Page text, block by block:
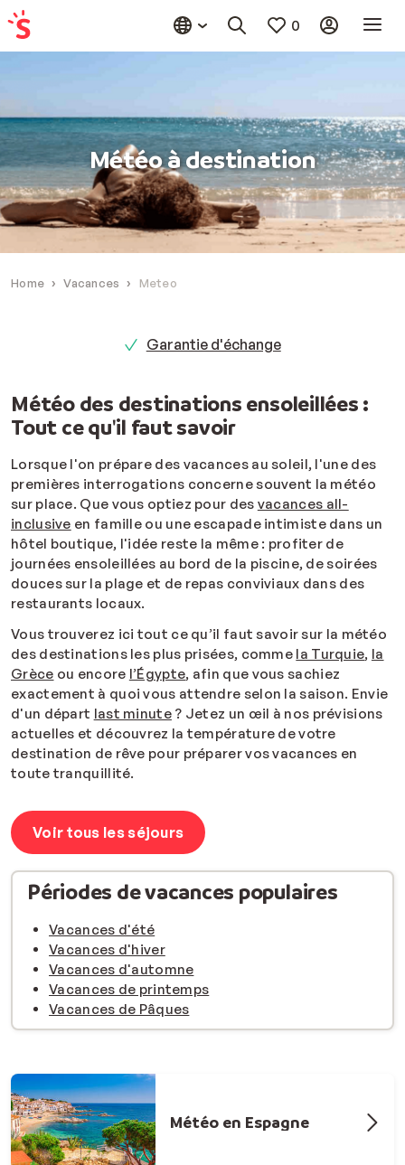
0
Météo à destination
Home Vacances Meteo
Garantie d'échange
Météo des destinations ensoleillées :
Tout ce qu'il faut savoir
Lorsque l'on prépare des vacances au soleil, l'une des
premières interrogations concerne souvent la météo
sur place. Que vous optiez pour des vacances all-
inclusive en famille ou une escapade intimiste dans un
hôtel boutique, l'idée reste la même : profiter de
journées ensoleillées au bord de la piscine, de soirées
douces sur la plage et de repas conviviaux dans des
restaurants locaux.
Vous trouverez ici tout ce qu’il faut savoir sur la météo
des destinations les plus prisées, comme la Turquie, la
Grèce ou encore l’Égypte, afin que vous sachiez
exactement à quoi vous attendre selon la saison. Envie
d'un départ last minute? Jetez un œil à nos prévisions
actuelles et découvrez la température de votre
destination de rêve pour préparer vos vacances en
toute tranquillité.
Voir tous les séjours
Périodes de vacances populaires
Vacances d'été
Vacances d'hiver
Vacances d'automne
Vacances de printemps
Vacances de Pâques
Météo en Espagne